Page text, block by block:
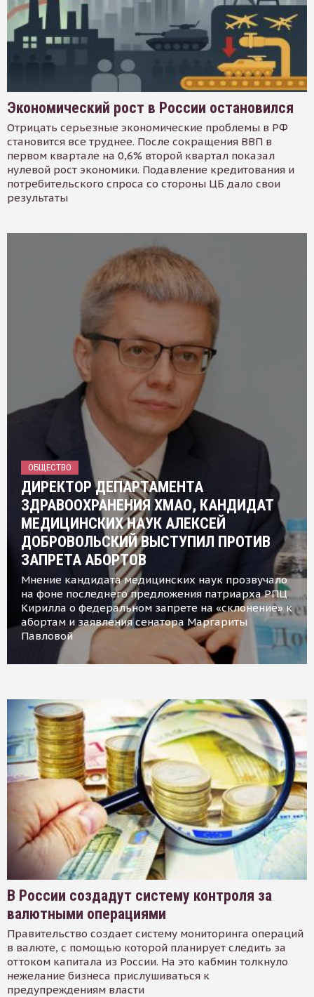
Экономический рост в России остановился
Отрицать серьезные экономические проблемы в РФ
становится все труднее. После сокращения ВВП в
первом квартале на 0,6% второй квартал показал
нулевой рост экономики. Подавление кредитования и
потребительского спроса со стороны ЦБ дало свои
результаты
ОБЩЕСТВО
ДИРЕКТОР ДЕПАРТАМЕНТА
ЗДРАВООХРАНЕНИЯ ХМАО, КАНДИДАТ
МЕДИЦИНСКИХ НАУК АЛЕКСЕЙ
ДОБРОВОЛЬСКИЙ ВЫСТУПИЛ ПРОТИВ
ЗАПРЕТА АБОРТОВ
Мнение кандидата медицинских наук прозвучало
на фоне последнего предложения патриарха РПЦ
Кирилла о федеральном запрете на «склонение» к
абортам и заявления сенатора Маргариты
Павловой
В России создадут систему контроля за
валютными операциями
Правительство создает систему мониторинга операций
в валюте, с помощью которой планирует следить за
оттоком капитала из России. На это кабмин толкнуло
нежелание бизнеса прислушиваться к
предупреждениям власти